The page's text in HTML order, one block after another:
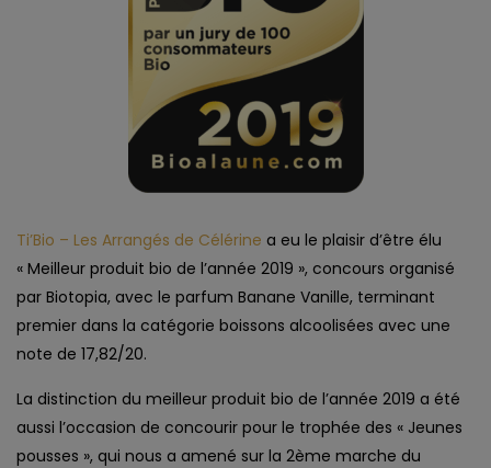
Ti’Bio – Les Arrangés de Célérine a eu le plaisir d’être élu
« Meilleur produit bio de l’année 2019 », concours organisé
par Biotopia, avec le parfum Banane Vanille, terminant
premier dans la catégorie boissons alcoolisées avec une
note de 17,82/20.
La distinction du meilleur produit bio de l’année 2019 a été
aussi l’occasion de concourir pour le trophée des « Jeunes
pousses », qui nous a amené sur la 2ème marche du